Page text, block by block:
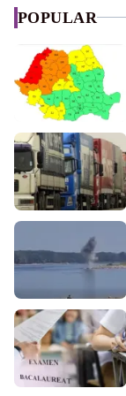
POPULAR